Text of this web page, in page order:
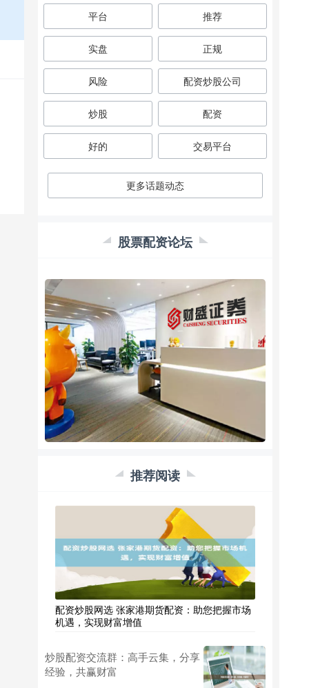
平台 推荐
实盘 正规
风险 配资炒股公司
炒股 配资
好的 交易平台
更多话题动态
股票配资论坛
推荐阅读
配资炒股网选 张家港期货配资：助您把握市场
机遇，实现财富增值
炒股配资交流群：高手云集，分享
经验，共赢财富